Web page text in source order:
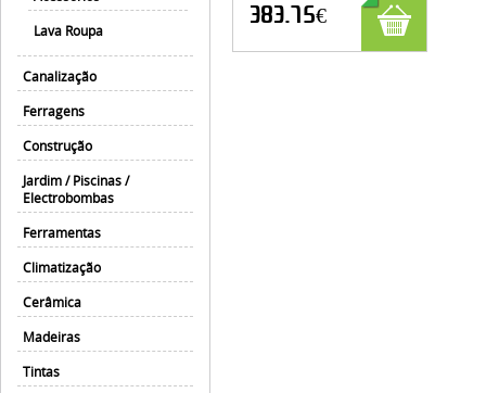
Lava Roupa
Canalização
Ferragens
Construção
Jardim / Piscinas /
Electrobombas
Ferramentas
Climatização
Cerâmica
Madeiras
Tintas
383.75€